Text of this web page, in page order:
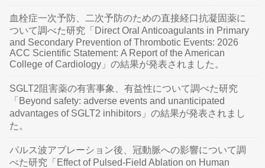
血栓症一次予防、二次予防のための直接経口抗凝固薬に
ついて調べた研究「Direct Oral Anticoagulants in Primary
and Secondary Prevention of Thrombotic Events: 2026
ACC Scientific Statement: A Report of the American
College of Cardiology」の結果が発表されました。
SGLT2阻害薬の有害事象、有益性について調べた研究
「Beyond safety: adverse events and unanticipated
advantages of SGLT2 inhibitors」の結果が発表されまし
た。
パルス波アブレーション後、冠動脈への影響について調
べた研究「Effect of Pulsed-Field Ablation on Human